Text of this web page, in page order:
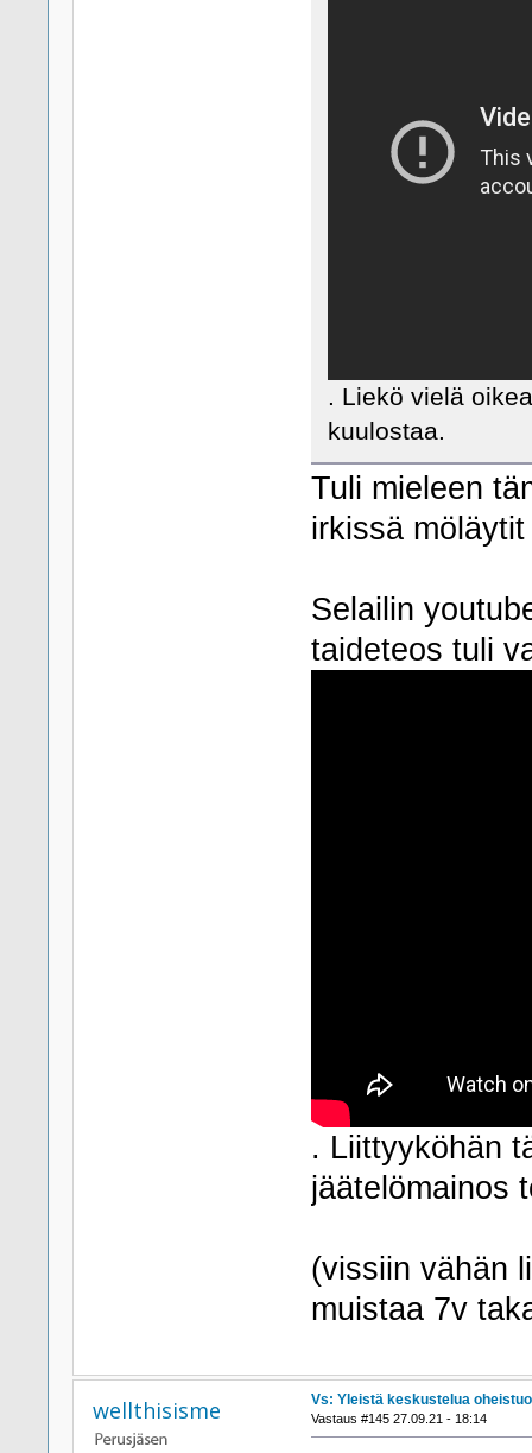
. Liekö vielä
kuulostaa.
Tuli mieleen
irkissä
Selailin
taideteos tuli
. Liittyyköhän
jäätelömainos
(vissiin vähän
muistaa 7v
wellthisisme Vs: Yleistä keskustelua
Vastaus #145 27.09.21 - 18:14